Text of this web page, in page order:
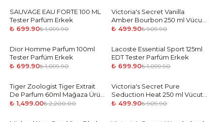
-36%
SAUVAGE EAU FORTE 100 ML
Tester Parfüm Erkek
₺ 699.90₺ 1,099.90
-45%
Victoria's Secret Vanilla
Amber Bourbon 250 ml Vücut
Spreyi
₺ 499.90₺ 909.90
-36%
Dior Homme Parfum 100ml
Tester Parfüm Erkek
₺ 699.90₺ 1,099.90
-36%
Lacoste Essential Sport 125ml
EDT Tester Parfüm Erkek
₺ 699.90₺ 1,099.90
-32 %
Tiger Zoologist Tiger Extrait
De Parfum 60ml Mağaza Ürün
Unisex
₺ 1,499.00₺ 2,200.00
-45%
Victoria's Secret Pure
Seduction Heat 250 ml Vücut
Spreyi
₺ 499.90₺ 909.90